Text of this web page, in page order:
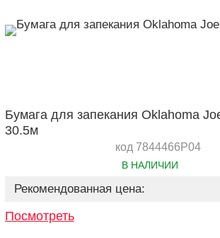
Бумага для запекания Oklahoma
30.5м
код 7844466P04
В НАЛИЧИИ
Рекомендованная цена:
Посмотреть